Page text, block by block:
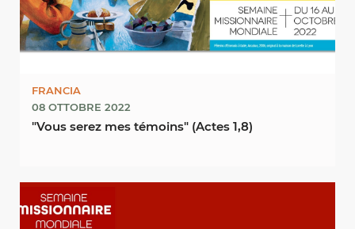
FRANCIA
08 OTTOBRE 2022
"Vous serez mes témoins" (Actes 1,8)